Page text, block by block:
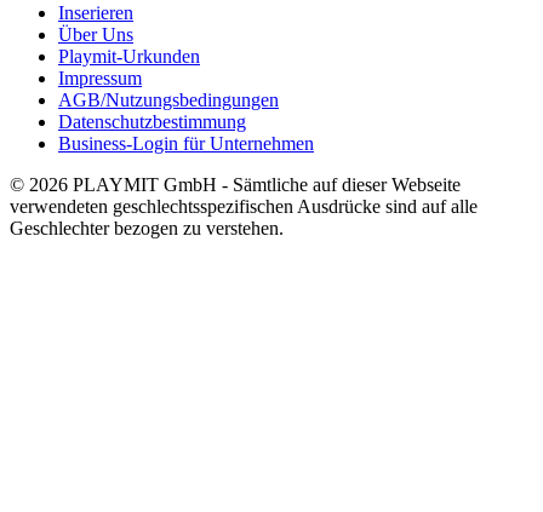
Inserieren
Über Uns
Playmit-Urkunden
Impressum
AGB/Nutzungsbedingungen
Datenschutzbestimmung
Business-Login für Unternehmen
© 2026 PLAYMIT GmbH - Sämtliche auf dieser Webseite
verwendeten geschlechtsspezifischen Ausdrücke sind auf alle
Geschlechter bezogen zu verstehen.